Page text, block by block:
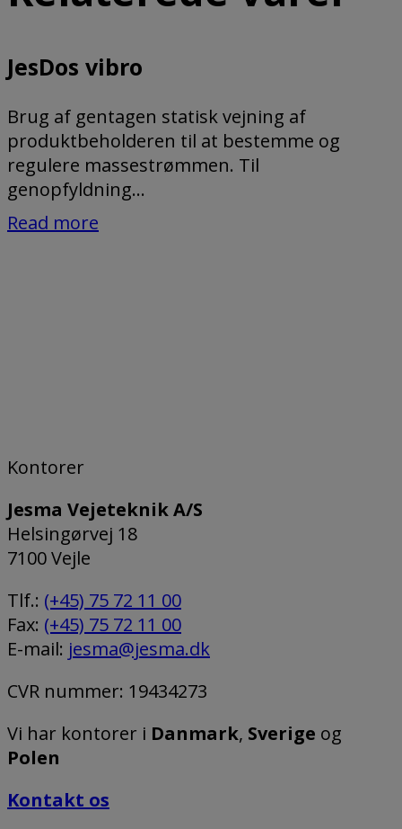
JesDos vibro
Brug af gentagen statisk vejning af
produktbeholderen til at bestemme og
regulere massestrømmen. Til
genopfyldning...
Read more
Kontorer
Jesma Vejeteknik A/S
Helsingørvej 18
7100 Vejle
Tlf.: (+45) 75 72 11 00
Fax: (+45) 75 72 11 00
E-mail: jesma@jesma.dk
CVR nummer: 19434273
Vi har kontorer i Danmark, Sverige og
Polen
Kontakt os